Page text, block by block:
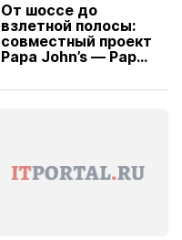
От шоссе до
взлетной полосы:
совместный проект
Papa John’s — Papa
вводит